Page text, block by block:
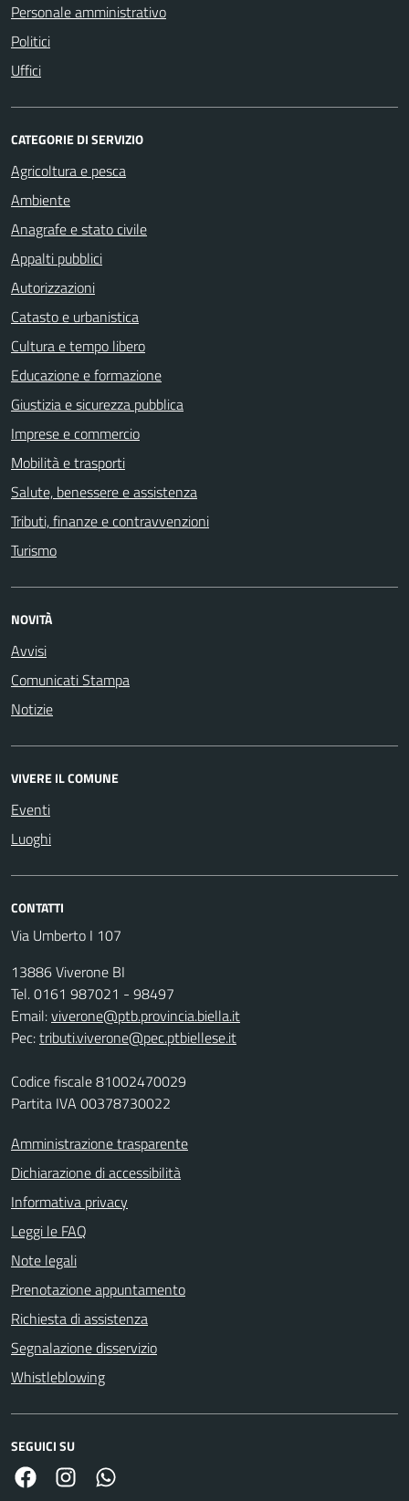
Personale amministrativo
Politici
Uffici
CATEGORIE DI SERVIZIO
Agricoltura e pesca
Ambiente
Anagrafe e stato civile
Appalti pubblici
Autorizzazioni
Catasto e urbanistica
Cultura e tempo libero
Educazione e formazione
Giustizia e sicurezza pubblica
Imprese e commercio
Mobilità e trasporti
Salute, benessere e assistenza
Tributi, finanze e contravvenzioni
Turismo
NOVITÀ
Avvisi
Comunicati Stampa
Notizie
VIVERE IL COMUNE
Eventi
Luoghi
CONTATTI
Via Umberto I 107
13886 Viverone BI
Tel. 0161 987021 - 98497
Email:viverone@ptb.provincia.biella.it
Pec:tributi.viverone@pec.ptbiellese.it
Codice fiscale 81002470029
Partita IVA 00378730022
Amministrazione trasparente
Dichiarazione di accessibilità
Informativa privacy
Leggi le FAQ
Note legali
Prenotazione appuntamento
Richiesta di assistenza
Segnalazione disservizio
Whistleblowing
SEGUICI SU
Facebook Link Instagram